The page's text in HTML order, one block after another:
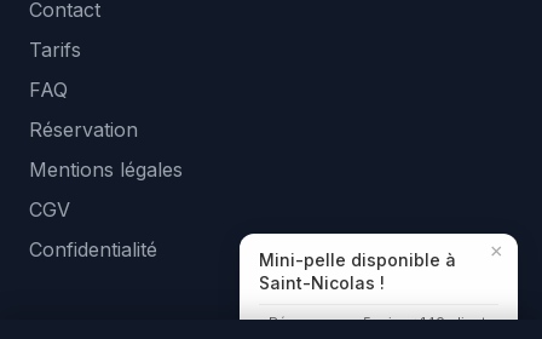
Contact
Tarifs
FAQ
Réservation
Mentions légales
CGV
Confidentialité
×
Mini-pelle disponible à
Saint-Nicolas !
Réponse en ~5 min · +140 clients